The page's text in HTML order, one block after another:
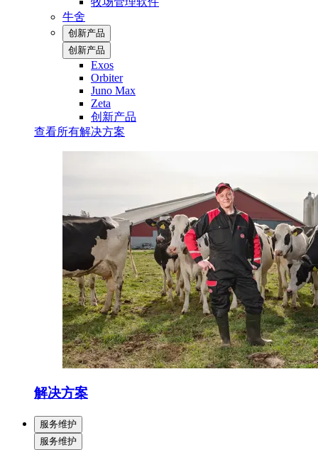
牛舍
创新产品
创新产品
Exos
Orbiter
Juno Max
Zeta
创新产品
查看所有解决方案
解决方案
服务维护
服务维护